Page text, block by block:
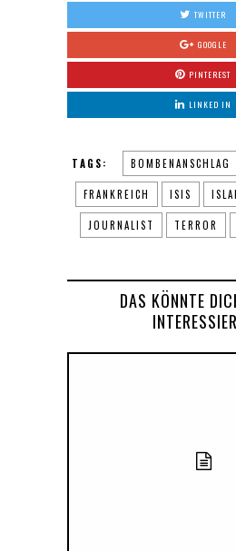
TWITTER
GOOGLE
PINTEREST
LINKED IN
TAGS: BOMBENANSCHLAG
FRANKREICH ISIS
JOURNALIST TERROR
DAS KÖNNTE